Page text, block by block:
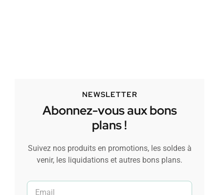
NEWSLETTER
Abonnez-vous aux bons
plans !
Suivez nos produits en promotions, les soldes à
venir, les liquidations et autres bons plans.